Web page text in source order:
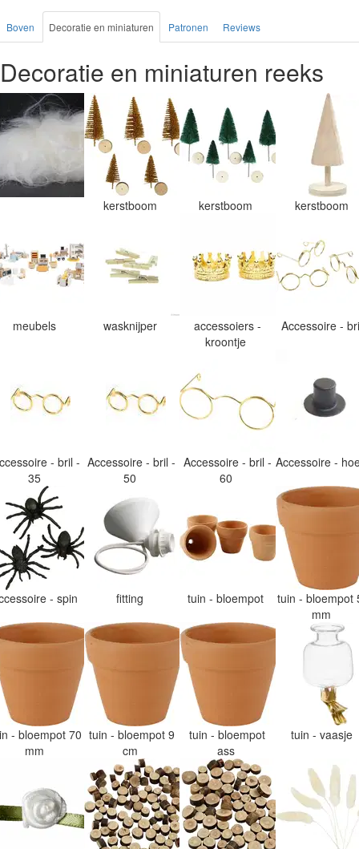
Boven Decoratie en miniaturen Patronen Reviews
Decoratie en miniaturen reeks
kerstboom kerstboom kerstboom
meubels wasknijper
accessoiers -
kroontje
Accessoire -
- bril -
35
Accessoire - bril -
50
Accessoire - bril -
60
Accessoire -
- spin fitting tuin - bloempot
tuin - bloempot
mm
- bloempot 70
mm
tuin - bloempot 9
cm
tuin - bloempot
ass
tuin - vaasje